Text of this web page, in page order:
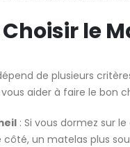
le
de plusieurs
aider à faire le bon
: Si vous dormez sur
côté, un matelas plus